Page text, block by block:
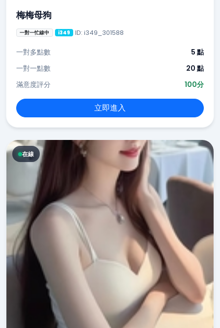
梅梅母狗
一對一忙線中 i349 ID: i349_301588
一對多點數
5 點
一對一點數
20 點
滿意度評分
100分
立即進入
在線